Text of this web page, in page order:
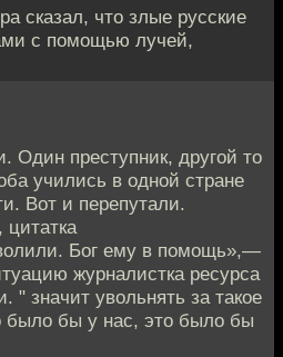
сказал, что злые русские
с помощью лучей,
Один преступник, другой то
учились в одной стране
Вот и перепутали.
цитатка
Бог ему в помощь»,—
журналистка ресурса
" значит увольнять за такое
было бы у нас, это было бы